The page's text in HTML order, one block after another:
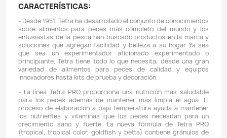
Envíos gratuitos
Ofrecemos envíosGRATUITOSa todo el país
superiores a$100.000 COP. Los envíos a municipios de
un costo de$10.000 COP. Los envíos a otras ciudades
de$18.000 COP.
Domicilios en el Valle de Aburrá
Podemos hacer llegar su pedido con un
Valle de Aburrá, este servicio podría tener uncosto
dependerá de su ubicación y del valor total de su pedido.
están sujetos a disponibilidad logística.